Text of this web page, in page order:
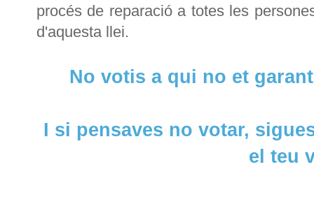
procés de reparació a totes les
d'aquesta llei.
No votis a qui no et
I si pensaves no votar,
el teu